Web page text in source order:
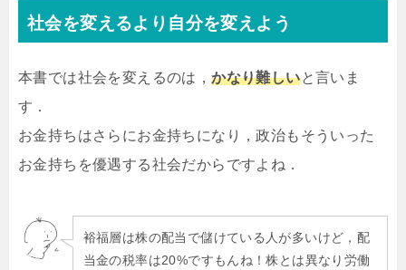
社会を変えるより自分を変えよう
本書では社会を変えるのは，かなり難しいと言いま
す．
お金持ちはさらにお金持ちになり，政治もそういった
お金持ちを優遇する社会だからですよね．
裕福層は株の配当で儲けている人が多いけど，配
当金の税率は20%ですもんね！株とは異なり労働